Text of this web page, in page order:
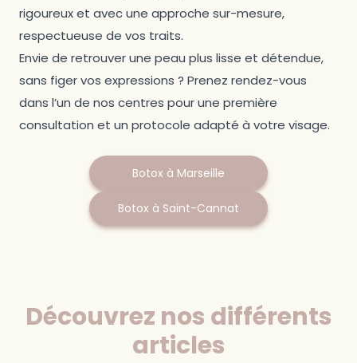
rigoureux et avec une approche sur-mesure,
respectueuse de vos traits.
Envie de retrouver une peau plus lisse et détendue,
sans figer vos expressions ? Prenez rendez-vous
dans l’un de nos centres pour une première
consultation et un protocole adapté à votre visage.
Botox à Marseille
Botox à Saint-Cannat
Découvrez nos différents
articles